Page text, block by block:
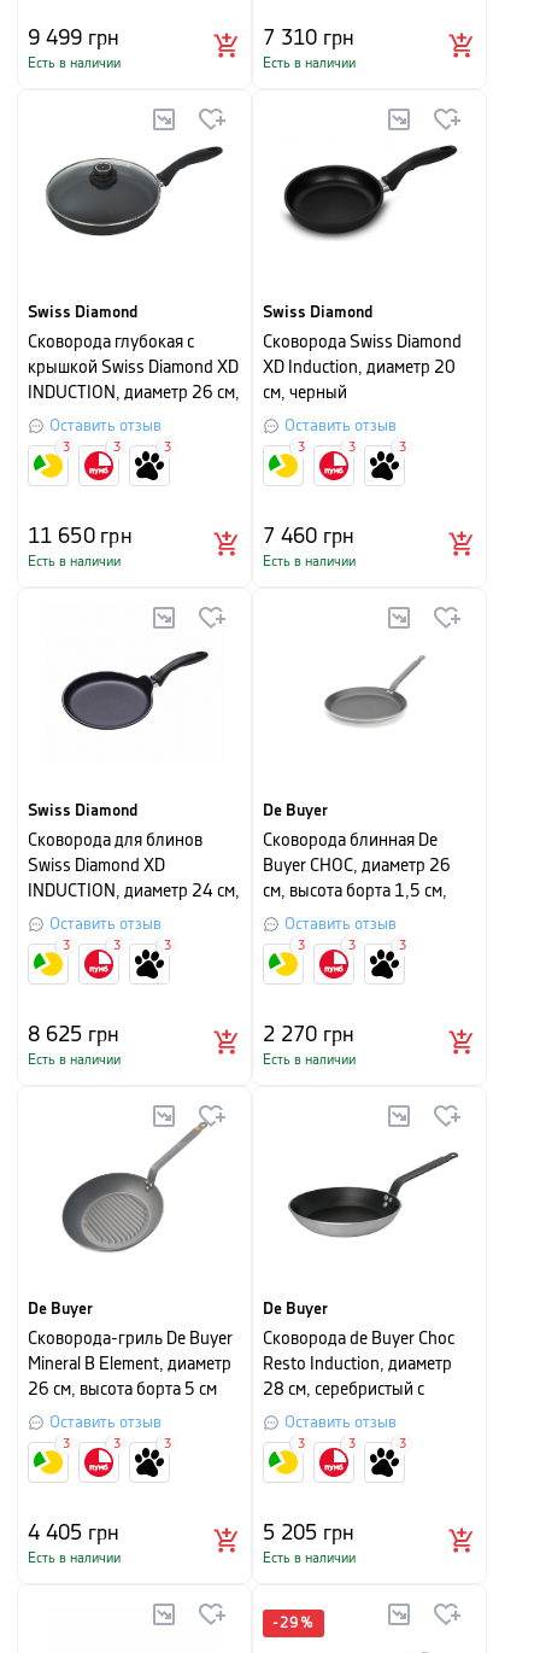
9 499 грн
Есть в наличии
7 310 грн
Есть в наличии
Swiss Diamond
Сковорода глубокая с
крышкой Swiss Diamond XD
INDUCTION, диаметр 26 см,
черная
Оставить отзыв
11 650грн
Есть в наличии
3 3 3
Swiss Diamond
Сковорода Swiss Diamond
XD Induction, диаметр 20
см, черный
Оставить отзыв
7 460 грн
Есть в наличии
3 3 3
Swiss Diamond
Сковорода для блинов
Swiss Diamond XD
INDUCTION, диаметр 24 см,
черный
Оставить отзыв
8 625 грн
Есть в наличии
3 3 3
De Buyer
Сковорода блинная De
Buyer CHOC, диаметр 26
см, высота борта 1,5 см,
серебристо-серый
Оставить отзыв
2 270 грн
Есть в наличии
3 3 3
De Buyer
Сковорода-гриль De Buyer
Mineral B Element, диаметр
26 см, высота борта 5 см
Оставить отзыв
4 405 грн
Есть в наличии
3 3 3
De Buyer
Сковорода de Buyer Choc
Resto Induction, диаметр
28 см, серебристый с
черным
Оставить отзыв
5 205 грн
Есть в наличии
3 3 3
-29 %